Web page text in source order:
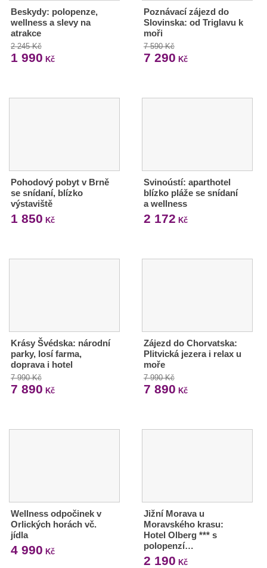
Beskydy: polopenze,
wellness a slevy na
atrakce
2 245 Kč
1 990 Kč
Poznávací zájezd do
Slovinska: od Triglavu k
moři
7 590 Kč
7 290 Kč
Pohodový pobyt v Brně
se snídaní, blízko
výstaviště
1 850 Kč
Svinoústí: aparthotel
blízko pláže se snídaní
a wellness
2 172 Kč
Krásy Švédska: národní
parky, losí farma,
doprava i hotel
7 990 Kč
7 890 Kč
Zájezd do Chorvatska:
Plitvická jezera i relax u
moře
7 990 Kč
7 890 Kč
Wellness odpočinek v
Orlických horách vč.
jídla
4 990 Kč
Jižní Morava u
Moravského krasu:
Hotel Olberg *** s
polopenzí…
2 190 Kč